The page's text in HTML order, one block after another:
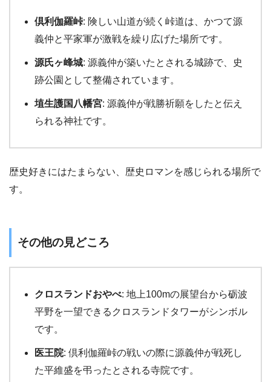
倶利伽羅峠: 険しい山道が続く峠道は、かつて源
義仲と平家軍が激戦を繰り広げた場所です。
源氏ヶ峰城: 源義仲が築いたとされる城跡で、史
跡公園として整備されています。
埴生護国八幡宮: 源義仲が戦勝祈願をしたと伝え
られる神社です。
歴史好きにはたまらない、歴史ロマンを感じられる場所で
す。
その他の見どころ
クロスランドおやべ: 地上100mの展望台から砺波
平野を一望できるクロスランドタワーがシンボル
です。
医王院: 倶利伽羅峠の戦いの際に源義仲が戦死し
た平維盛を弔ったとされる寺院です。